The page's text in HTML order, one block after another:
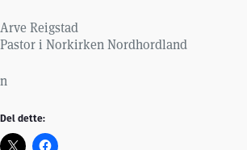
Arve Reigstad
Pastor i Norkirken Nordhordland
n
Del dette: